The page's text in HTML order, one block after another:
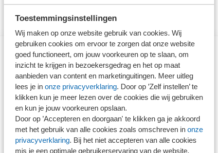
Toestemmingsinstellingen
Wij maken op onze website gebruik van cookies. Wij
gebruiken cookies om ervoor te zorgen dat onze website
goed functioneert, om jouw voorkeuren op te slaan, om
inzicht te krijgen in bezoekersgedrag en het op maat
aanbieden van content en marketinguitingen. Meer uitleg
lees je in onze privacyverklaring. Door op ’Zelf instellen’ te
klikken kun je meer lezen over de cookies die wij gebruiken
en kun je jouw voorkeuren opslaan.
Door op ’Accepteren en doorgaan' te klikken ga je akkoord
met het gebruik van alle cookies zoals omschreven in onze
privacyverklaring. Bij het niet accepteren van alle cookies
mis je een optimale gebruikerservaring van de website.
Direct naar
Stel je vaktechnische vraag
Branche in Zicht
Dossiers
Kantoorvinder
Nieuwsbank